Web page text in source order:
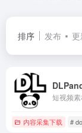
排序 发布
短视频
内容采集下载 #